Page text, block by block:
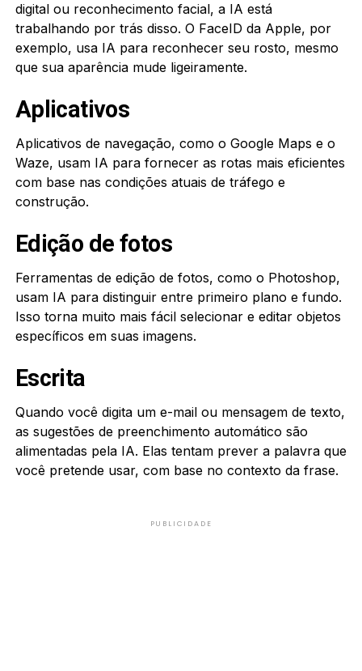
digital ou reconhecimento facial, a IA está
trabalhando por trás disso. O FaceID da Apple, por
exemplo, usa IA para reconhecer seu rosto, mesmo
que sua aparência mude ligeiramente.
Aplicativos
Aplicativos de navegação, como o Google Maps e o
Waze, usam IA para fornecer as rotas mais eficientes
com base nas condições atuais de tráfego e
construção.
Edição de fotos
Ferramentas de edição de fotos, como o Photoshop,
usam IA para distinguir entre primeiro plano e fundo.
Isso torna muito mais fácil selecionar e editar objetos
específicos em suas imagens.
Escrita
Quando você digita um e-mail ou mensagem de texto,
as sugestões de preenchimento automático são
alimentadas pela IA. Elas tentam prever a palavra que
você pretende usar, com base no contexto da frase.
PUBLICIDADE